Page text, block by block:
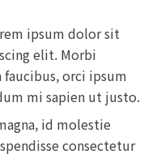
ipsum dolor sit
elit. Morbi
orci ipsum
mi sapien ut justo.
id molestie
consectetur